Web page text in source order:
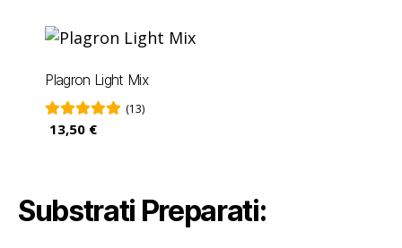
Plagron Light Mix
(13)
13,50 €
Substrati Preparati: